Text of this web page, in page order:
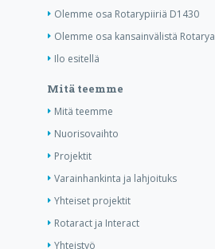
Olemme osa Rotarypiiriä D1430
Olemme osa kansainvälistä Rotarya
Ilo esitellä
Mitä teemme
Mitä teemme
Nuorisovaihto
Projektit
Varainhankinta ja lahjoituks
Yhteiset projektit
Rotaract ja Interact
Yhteistyö